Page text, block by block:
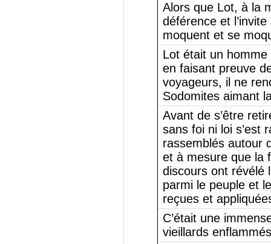
Alors que Lot, à la
déférence et
moquent et se
Lot était un homme
en faisant preuve
voyageurs, il ne
Sodomites aimant
Avant de s’être
sans foi ni loi s’est
rassemblés autour
et à mesure que la
discours ont révélé
parmi le peuple et
reçues et
C’était une
vieillards